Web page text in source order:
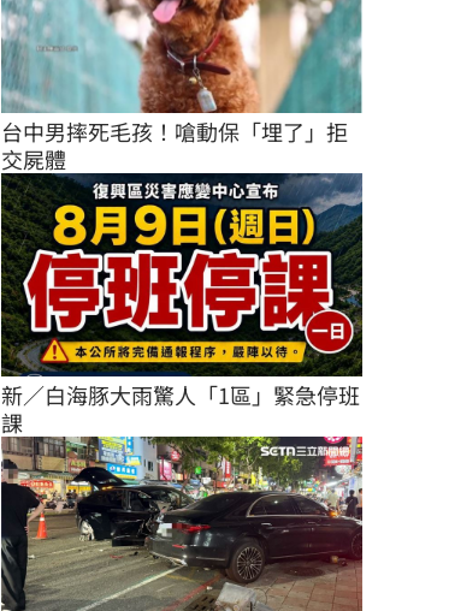
台中男摔死毛孩！嗆動保「埋了」拒
交屍體
新／白海豚大雨驚人「1區」緊急停班
課